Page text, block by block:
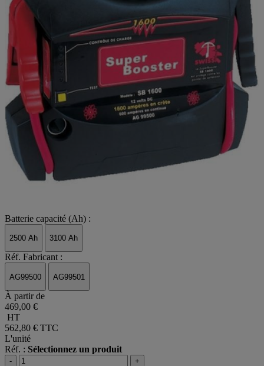
Batterie capacité (Ah) :
2500 Ah 3100 Ah
Réf. Fabricant :
AG99500 AG99501
À partir de
469,00 €
HT
562,80 € TTC
L'unité
Réf. : Sélectionnez un produit
- +